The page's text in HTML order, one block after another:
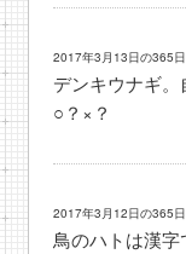
2017年3月13日の365
デンキウナギ。
○？×？
2017年3月12日の365
鳥のハトは漢